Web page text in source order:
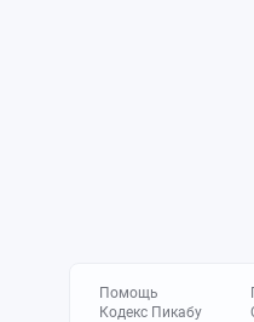
Помощь
Кодекс Пикабу